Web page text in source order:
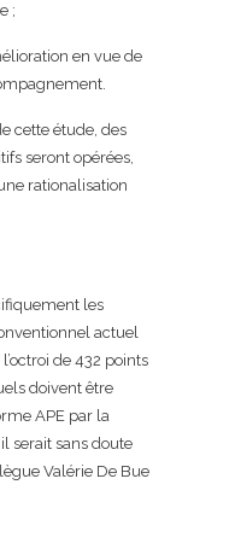
;
en vue de
cette étude, des
seront opérées,
rationalisation
les
actuel
de 432 points
doivent être
APE par la
serait sans doute
Valérie De Bue